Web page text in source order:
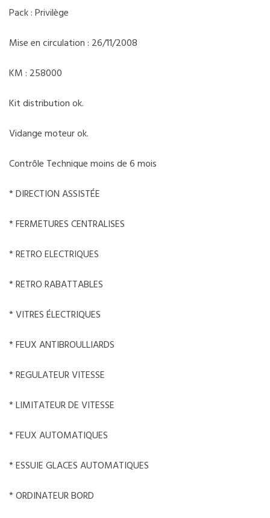
Pack : Privilège
Mise en circulation : 26/11/2008
KM : 258000
Kit distribution ok.
Vidange moteur ok.
Contrôle Technique moins de 6 mois
* DIRECTION ASSISTÉE
* FERMETURES CENTRALISES
* RETRO ELECTRIQUES
* RETRO RABATTABLES
* VITRES ÉLECTRIQUES
* FEUX ANTIBROULLIARDS
* REGULATEUR VITESSE
* LIMITATEUR DE VITESSE
* FEUX AUTOMATIQUES
* ESSUIE GLACES AUTOMATIQUES
* ORDINATEUR BORD